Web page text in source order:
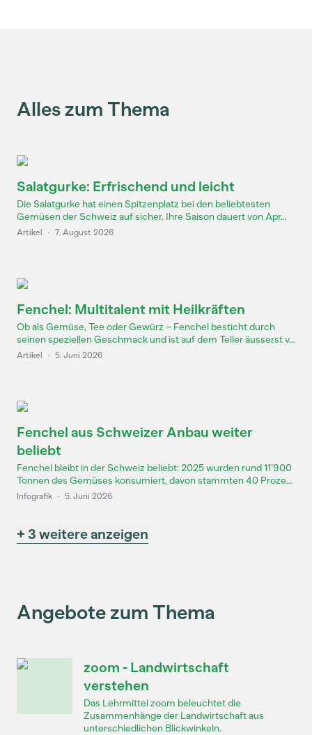
Alles zum Thema
Salatgurke: Erfrischend und leicht
Die Salatgurke hat einen Spitzenplatz bei den beliebtesten
Gemüsen der Schweiz auf sicher. Ihre Saison dauert von Apr...
Artikel · 7. August 2026
Fenchel: Multitalent mit Heilkräften
Ob als Gemüse, Tee oder Gewürz – Fenchel besticht durch
seinen speziellen Geschmack und ist auf dem Teller äusserst v...
Artikel · 5. Juni 2026
Fenchel aus Schweizer Anbau weiter
beliebt
Fenchel bleibt in der Schweiz beliebt: 2025 wurden rund 11’900
Tonnen des Gemüses konsumiert, davon stammten 40 Proze...
Infografik · 5. Juni 2026
+ 3 weitere anzeigen
Angebote zum Thema
zoom - Landwirtschaft
verstehen
Das Lehrmittel zoom beleuchtet die
Zusammenhänge der Landwirtschaft aus
unterschiedlichen Blickwinkeln.